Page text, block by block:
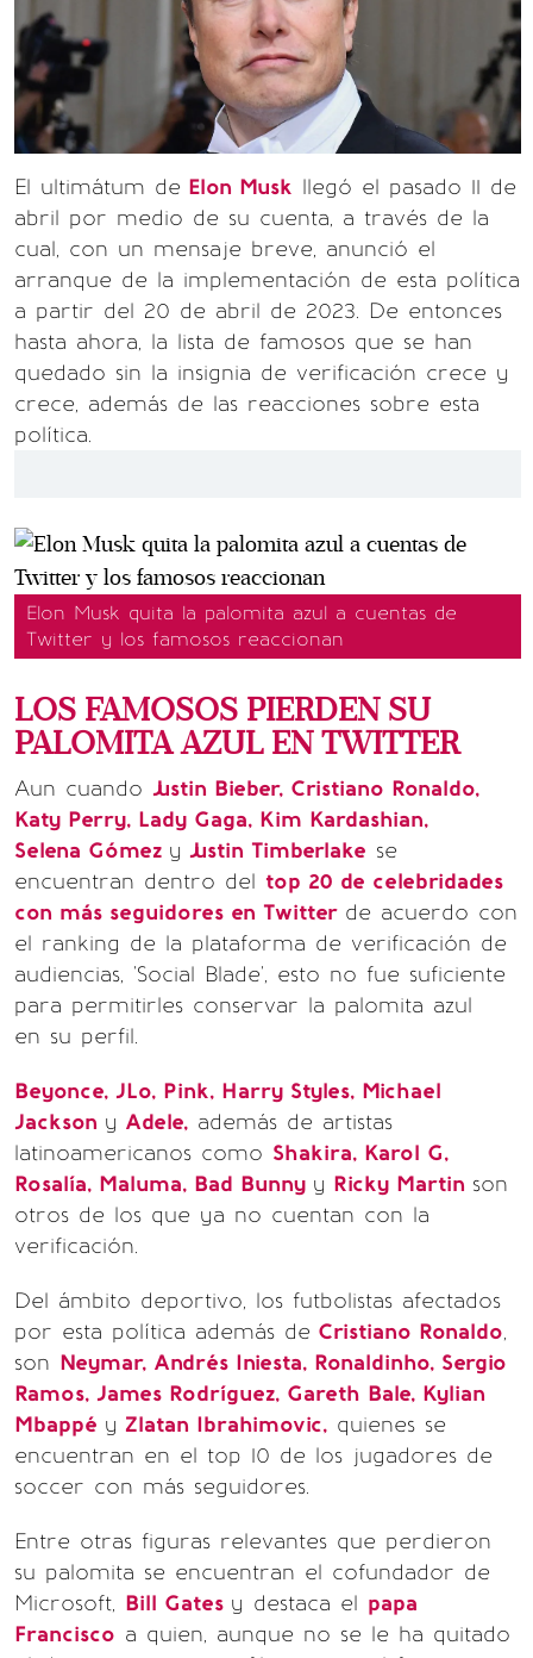
El ultimátum de Elon Musk llegó el pasado 11 de
abril por medio de su cuenta, a través de la
cual, con un mensaje breve, anunció el
arranque de la implementación de esta política
a partir del 20 de abril de 2023. De entonces
hasta ahora, la lista de famosos que se han
quedado sin la insignia de verificación crece y
crece, además de las reacciones sobre esta
política.
Elon Musk quita la palomita azul a cuentas de
Twitter y los famosos reaccionan
LOS FAMOSOS PIERDEN SU
PALOMITA AZUL EN TWITTER
Aun cuando Justin Bieber, Cristiano Ronaldo,
Katy Perry, Lady Gaga, Kim Kardashian,
Selena Gómez y Justin Timberlake se
encuentran dentro del top 20 de celebridades
con más seguidores en Twitter de acuerdo con
el ranking de la plataforma de verificación de
audiencias, 'Social Blade', esto no fue suficiente
para permitirles conservar la palomita azul
en su perfil.
Beyonce, JLo, Pink, Harry Styles, Michael
Jackson y Adele, además de artistas
latinoamericanos como Shakira, Karol G,
Rosalía, Maluma, Bad Bunny y Ricky Martin son
otros de los que ya no cuentan con la
verificación.
Del ámbito deportivo, los futbolistas afectados
por esta política además de Cristiano Ronaldo,
son Neymar, Andrés Iniesta, Ronaldinho, Sergio
Ramos, James Rodríguez, Gareth Bale, Kylian
Mbappé y Zlatan Ibrahimovic, quienes se
encuentran en el top 10 de los jugadores de
soccer con más seguidores.
Entre otras figuras relevantes que perdieron
su palomita se encuentran el cofundador de
Microsoft, Bill Gates y destaca el papa
Francisco a quien, aunque no se le ha quitado